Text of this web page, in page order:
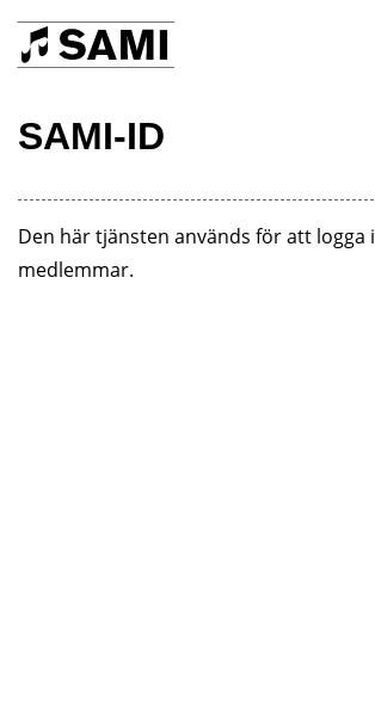
SAMI-ID
Den här tjänsten används för att logga
medlemmar.